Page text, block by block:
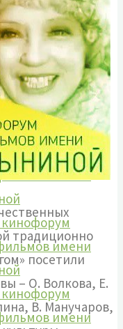
имени
имени
имени
кинофорум
имени
кинофорум
имени
традиционно
посетили
– О. Волкова, Е.
В. Манучаров,